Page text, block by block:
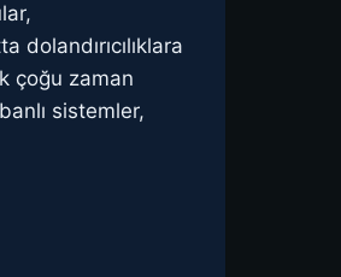
çoğu zaman
sistemler,